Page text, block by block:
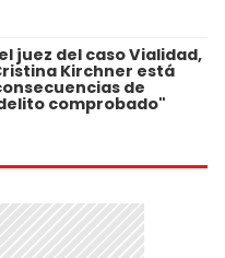
juez del caso Vialidad,
Kirchner está
de
comprobado"